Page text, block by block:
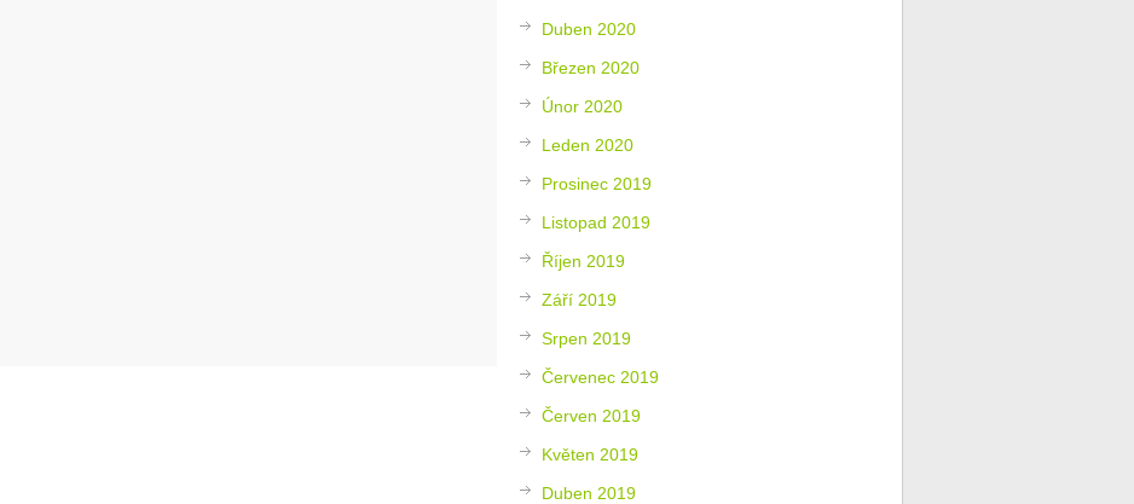
Duben 2020
Březen 2020
Únor 2020
Leden 2020
Prosinec 2019
Listopad 2019
Říjen 2019
Září 2019
Srpen 2019
Červenec 2019
Červen 2019
Květen 2019
Duben 2019